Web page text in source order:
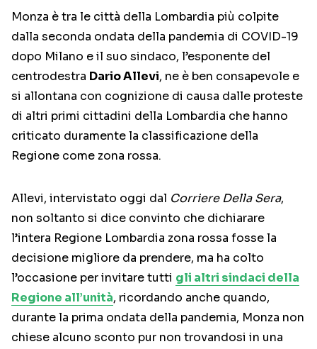
Monza è tra le città della Lombardia più colpite
dalla seconda ondata della pandemia di COVID-19
dopo Milano e il suo sindaco, l’esponente del
centrodestra Dario Allevi, ne è ben consapevole e
si allontana con cognizione di causa dalle proteste
di altri primi cittadini della Lombardia che hanno
criticato duramente la classificazione della
Regione come zona rossa.
Allevi, intervistato oggi dal Corriere Della Sera,
non soltanto si dice convinto che dichiarare
l’intera Regione Lombardia zona rossa fosse la
decisione migliore da prendere, ma ha colto
l’occasione per invitare tutti gli altri sindaci della
Regione all’unità, ricordando anche quando,
durante la prima ondata della pandemia, Monza non
chiese alcuno sconto pur non trovandosi in una